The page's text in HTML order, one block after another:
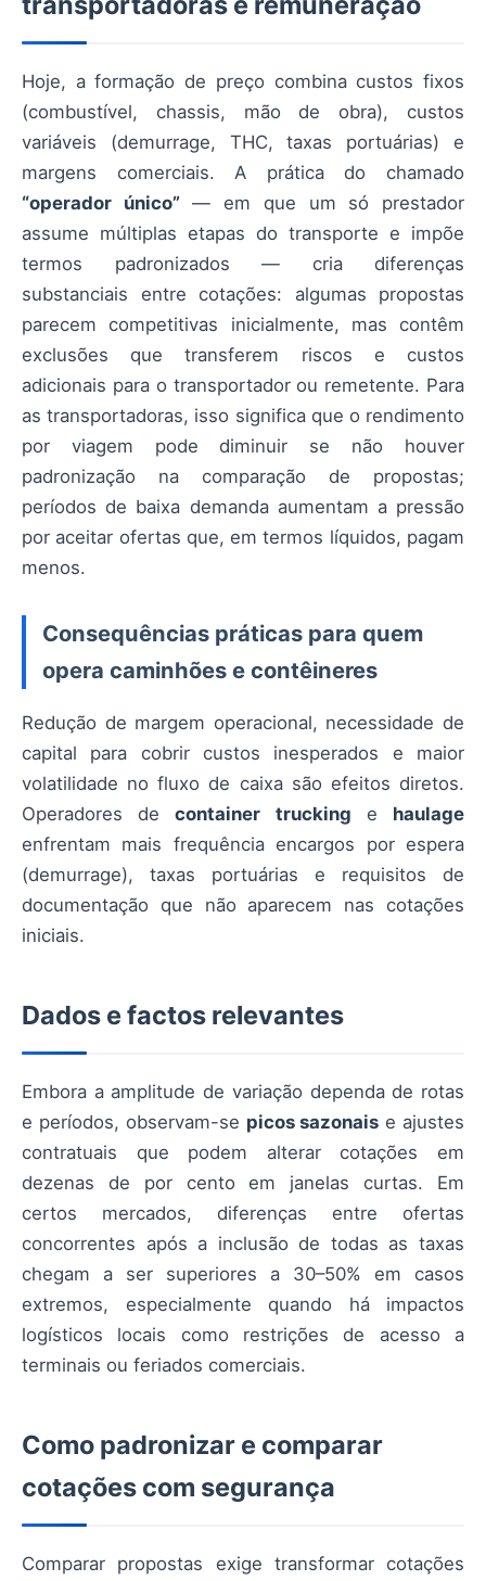
Hoje, a formação de preço combina custos fixos
(combustível, chassis, mão de obra), custos
variáveis (demurrage, THC, taxas portuárias) e
margens comerciais. A prática do chamado
“operador único”— em que um só prestador
assume múltiplas etapas do transporte e impõe
termos padronizados — cria diferenças
substanciais entre cotações: algumas propostas
parecem competitivas inicialmente, mas contêm
exclusões que transferem riscos e custos
adicionais para o transportador ou remetente. Para
as transportadoras, isso significa que o rendimento
por viagem pode diminuir se não houver
padronização na comparação de propostas;
períodos de baixa demanda aumentam a pressão
por aceitar ofertas que, em termos líquidos, pagam
menos.
Consequências práticas para quem
opera caminhões e contêineres
Redução de margem operacional, necessidade de
capital para cobrir custos inesperados e maior
volatilidade no fluxo de caixa são efeitos diretos.
Operadores decontainer trucking e haulage
enfrentam mais frequência encargos por espera
(demurrage), taxas portuárias e requisitos de
documentação que não aparecem nas cotações
iniciais.
Dados e factos relevantes
Embora a amplitude de variação dependa de rotas
e períodos, observam-se picos sazonais e ajustes
contratuais que podem alterar cotações em
dezenas de por cento em janelas curtas. Em
certos mercados, diferenças entre ofertas
concorrentes após a inclusão de todas as taxas
chegam a ser superiores a 30–50% em casos
extremos, especialmente quando há impactos
logísticos locais como restrições de acesso a
terminais ou feriados comerciais.
Como padronizar e comparar
cotações com segurança
Comparar propostas exige transformar cotações